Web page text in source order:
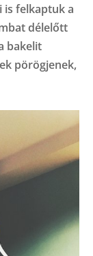
is felkaptuk a
délelőtt
bakelit
pörögjenek,